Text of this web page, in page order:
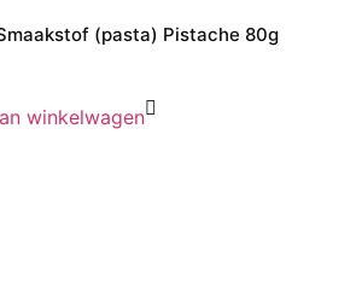
(pasta) Pistache 80g
winkelwagen